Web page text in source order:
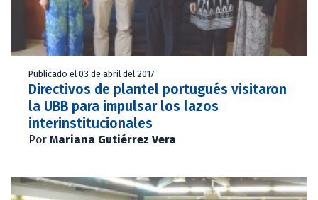
Publicado el 03 de abril del 2017
Directivos de plantel portugués visitaron
la UBB para impulsar los lazos
interinstitucionales
Por Mariana Gutiérrez Vera